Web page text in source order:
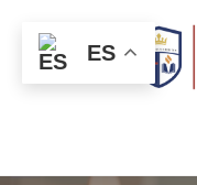
ES